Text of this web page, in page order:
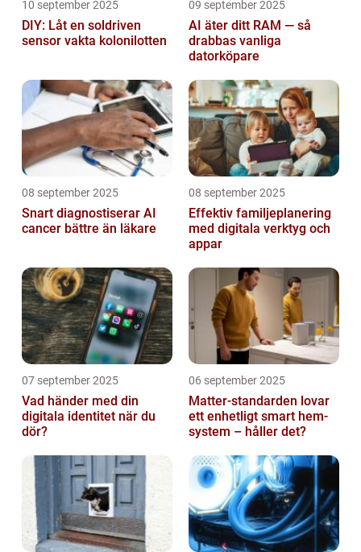
10 september 2025
DIY: Låt en soldriven
sensor vakta kolonilotten
09 september 2025
AI äter ditt RAM — så
drabbas vanliga
datorköpare
08 september 2025
Snart diagnostiserar AI
cancer bättre än läkare
08 september 2025
Effektiv familjeplanering
med digitala verktyg och
appar
07 september 2025
Vad händer med din
digitala identitet när du
dör?
06 september 2025
Matter-standarden lovar
ett enhetligt smart hem-
system – håller det?